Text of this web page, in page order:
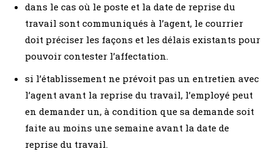
dans le cas où le poste et la date de reprise du
travail sont communiqués à l’agent, le courrier
doit préciser les façons et les délais existants pour
pouvoir contester l’affectation.
si l’établissement ne prévoit pas un entretien avec
l’agent avant la reprise du travail, l’employé peut
en demander un, à condition que sa demande soit
faite au moins une semaine avant la date de
reprise du travail.